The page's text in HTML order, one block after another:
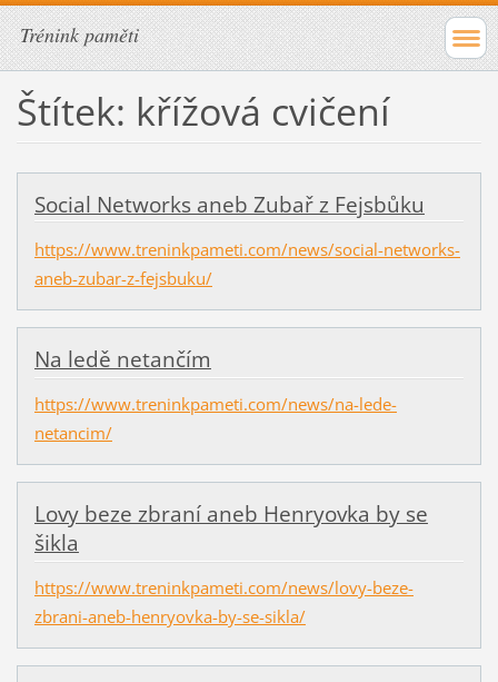
Trénink paměti
Štítek: křížová cvičení
Social Networks aneb Zubař z Fejsbůku
https://www.treninkpameti.com/news/social-networks-
aneb-zubar-z-fejsbuku/
Na ledě netančím
https://www.treninkpameti.com/news/na-lede-
netancim/
Lovy beze zbraní aneb Henryovka by se
šikla
https://www.treninkpameti.com/news/lovy-beze-
zbrani-aneb-henryovka-by-se-sikla/